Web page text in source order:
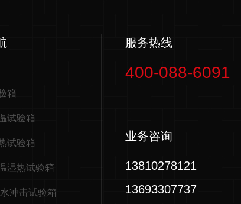
箱
试验箱
试验箱
湿热试验箱
冲击试验箱
服务热线
400-088-6091
业务咨询
13810278121
13693307737